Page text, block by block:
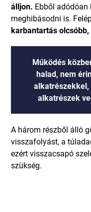
álljon. Ebből adódóan
meghibásodni is.
karbantartás
Működés
halad, nem
alkatrészekkel,
alkatrészek
A három részből álló
visszafolyást, a
ezért visszacsapó
szükség.